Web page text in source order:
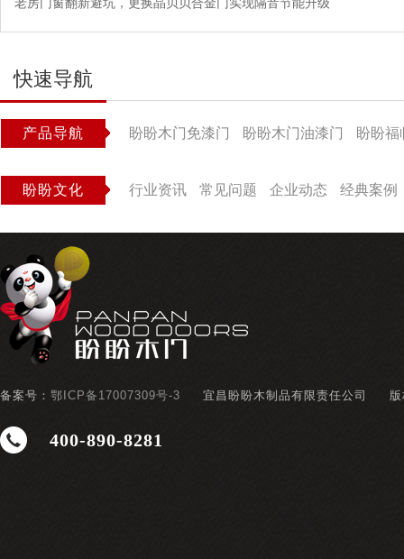
快速导航
产品导航 盼盼木门免漆门 盼盼木门油漆门 盼盼福
盼盼文化 行业资讯 常见问题 企业动态 经典案例
备案号： 鄂ICP备17007309号-3 宜昌盼盼木制品有限责任公司
400-890-8281